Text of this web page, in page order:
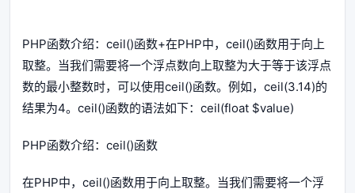
PHP函数介绍：ceil()函数+在PHP中，ceil()函数用于向上
取整。当我们需要将一个浮点数向上取整为大于等于该浮点
数的最小整数时，可以使用ceil()函数。例如，ceil(3.14)的
结果为4。ceil()函数的语法如下：ceil(float $value)
PHP函数介绍：ceil()函数
在PHP中，ceil()函数用于向上取整。当我们需要将一个浮